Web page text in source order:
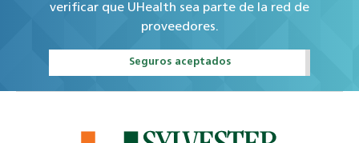
verificar que UHealth sea parte de la red de
proveedores.
Seguros aceptados